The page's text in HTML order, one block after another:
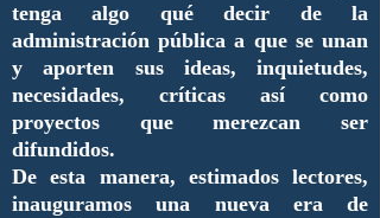
tenga algo qué decir de la
administración pública a que se unan
y aporten sus ideas, inquietudes,
necesidades, críticas así como
proyectos que merezcan ser
difundidos.
De esta manera, estimados lectores,
inauguramos una nueva era de